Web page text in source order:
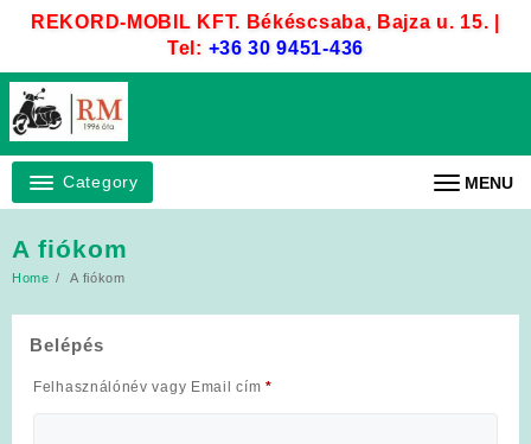
REKORD-MOBIL KFT. Békéscsaba, Bajza u. 15. |
Tel: +36 30 9451-436
Category MENU
A fiókom
Home A fiókom
Belépés
Felhasználónév vagy Email cím *Kötelező